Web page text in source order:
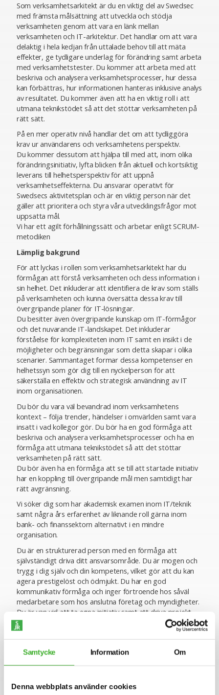
Samtycke Information Om
Denna webbplats använder cookies
Som verksamhetsarkitekt är du en viktig del av Swedsec
med främsta målsättning att utveckla och stödja
verksamheten genom att vara en länk mellan
verksamheten och IT-arkitektur. Det handlar om att vara
delaktig i hela kedjan från uttalade behov till att mäta
effekter, ge tydligare underlag för förändring samt arbeta
med verksamhetstester. Du kommer att arbeta med att
beskriva och analysera verksamhetsprocesser, hur dessa
kan förbättras, hur informationen hanteras inklusive analys
av resultatet. Du kommer även att ha en viktig roll i att
utmana teknikstödet så att det stöttar verksamheten på
rätt sätt.
På en mer operativ nivå handlar det om att tydliggöra
krav ur användarens och verksamhetens perspektiv.
Du kommer dessutom att hjälpa till med att, inom olika
förändringsinitiativ, lyfta blicken från aktuell och kortsiktig
leverans till helhetsperspektiv för att uppnå
verksamhetseffekterna. Du ansvarar operativt för
Swedsecs aktivitetsplan och är en viktig person när det
gäller att prioritera och styra våra utvecklingsfrågor mot
uppsatta mål.
Vi har ett agilt förhållningssätt och arbetar enligt SCRUM-
metodiken
Lämplig bakgrund
För att lyckas i rollen som verksamhetsarkitekt har du
förmågan att förstå verksamheten och dess information i
sin helhet. Det inkluderar att identifiera de krav som ställs
på verksamheten och kunna översätta dessa krav till
övergripande planer för IT-lösningar.
Du besitter även övergripande kunskap om IT-förmågor
och det nuvarande IT-landskapet. Det inkluderar
förståelse för komplexiteten inom IT samt en insikt i de
möjligheter och begränsningar som detta skapar i olika
scenarier. Sammantaget formar dessa kompetenser en
helhetssyn som gör dig till en nyckelperson för att
säkerställa en effektiv och strategisk användning av IT
inom organisationen.
Du bör du vara väl bevandrad inom verksamhetens
kontext – följa trender, händelser i omvärlden samt vara
insatt i vad kollegor gör. Du bör ha en god förmåga att
beskriva och analysera verksamhetsprocesser och ha en
förmåga att utmana teknikstödet så att det stöttar
verksamheten på rätt sätt.
Du bör även ha en förmåga att se till att startade initiativ
har en koppling till övergripande mål men samtidigt har
rätt avgränsning.
Vi söker dig som har akademisk examen inom IT/teknik
samt några års erfarenhet av liknande roll gärna inom
bank- och finanssektorn alternativt i en mindre
organisation.
Du är en strukturerad person med en förmåga att
självständigt driva ditt ansvarsområde. Du är mogen och
trygg i dig själv och din kompetens, vilket gör att du kan
agera prestigelöst och ödmjukt. Du har en god
kommunikativ förmåga och inger förtroende hos såväl
medarbetare som hos anslutna företag och myndigheter.
Du är van vid att ta egna initiativ samt att driva projekt
självständigt. Du är även lösningsorienterad, pragmatisk
och har ett digitalt förhållningssätt.
Om företaget
Swedsec Licensiering AB (Swedsec) tillhandahåller ett
finansbranschen och har i dagsläget omkring 290 anslutna